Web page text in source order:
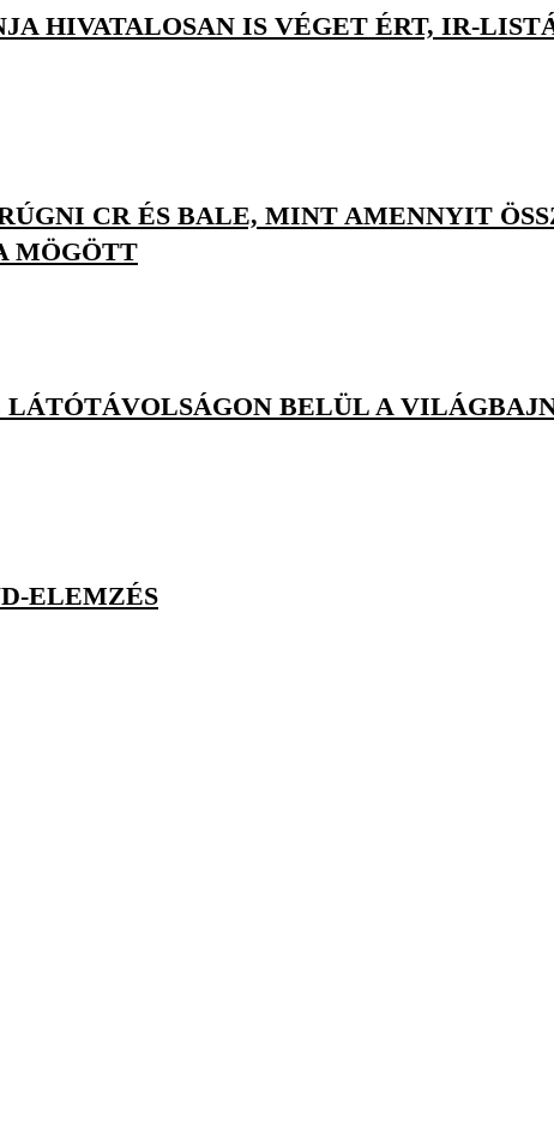
HIVATALOSAN IS VÉGET ÉRT, IR-
CR ÉS BALE, MINT AMENNYIT
MÖGÖTT
LÁTÓTÁVOLSÁGON BELÜL A
ELEMZÉS